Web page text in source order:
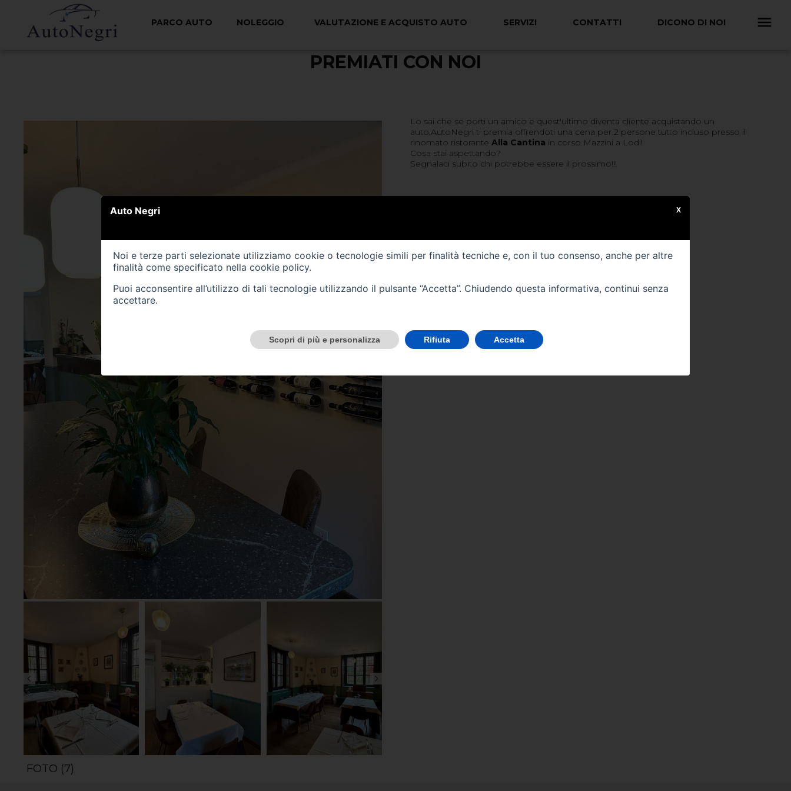
PARCO AUTO NOLEGGIO VALUTAZIONE E ACQUISTO AUTO SERVIZI CONTATTI DICONO DI NOI
< Torna indietro
PREMIATI CON NOI
FOTO (7)
Lo sai che se porti un amico e quest'ultimo diventa cliente acquistando un
auto,AutoNegri ti premia offrendoti una cena per 2 persone tutto incluso presso il
rinomato ristoranteAlla Cantina in corso Mazzini a Lodi!
Cosa stai aspettando?
Segnalaci subito chi potrebbe essere il prossimo!!!
Auto Negri
Noi e terze parti selezionate utilizziamo cookie o tecnologie simili per finalità tecniche e, con il tuo consenso, anche per altre
finalità come specificato nella cookie policy.
Puoi acconsentire all’utilizzo di tali tecnologie utilizzando il pulsante “Accetta”. Chiudendo questa informativa, continui senza
accettare.
Scopri di più e personalizza Rifiuta Accetta
X